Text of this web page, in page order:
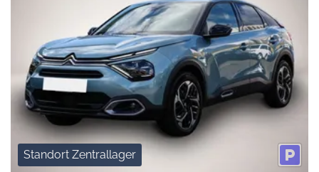
Standort Zentrallager